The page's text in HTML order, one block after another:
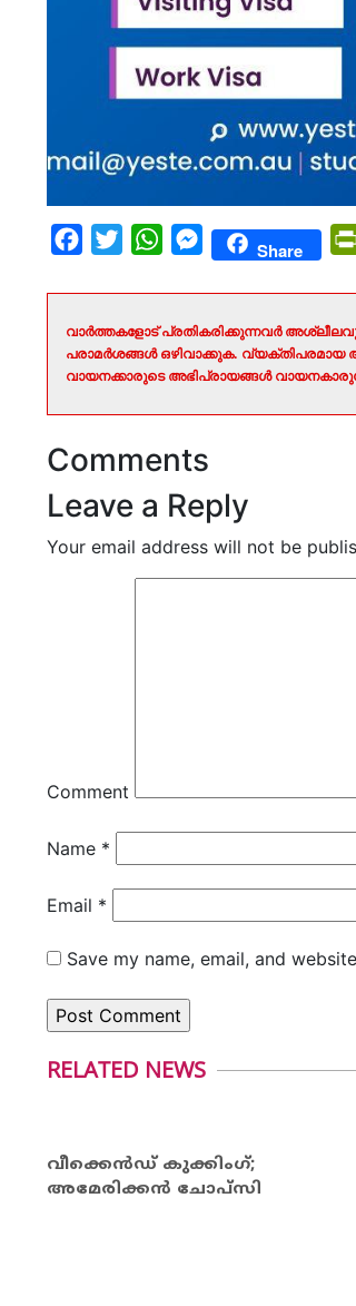
Facebook
Twitter WhatsAppMessengerShare
വാർത്തകളോട് പ്രതികരിക്കുന്നവർ
പരാമർശങ്ങൾ ഒഴിവാക്കുക.
വായനക്കാരുടെ അഭിപ്രായങ്ങൾ
Comments
Leave a Reply
Your email address will not be
Comment
Name *
Email *
Save my name, email, and
RELATED NEWS
വീക്കെന്‍ഡ് കുക്കിംഗ്;
അമേരിക്കന്‍ ചോപ്സി